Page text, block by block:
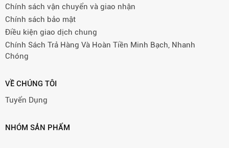
Chính sách vận chuyển và giao nhận
Chính sách bảo mật
Điều kiện giao dịch chung
Chính Sách Trả Hàng Và Hoàn Tiền Minh Bạch, Nhanh
Chóng
VỀ CHÚNG TÔI
Tuyển Dụng
NHÓM SẢN PHẨM